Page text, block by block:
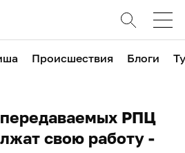
Происшествия Блоги
РПЦ
свою работу -